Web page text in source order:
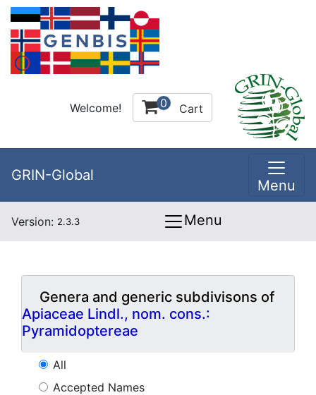
Welcome! 0 Cart
GRIN-Global
Menu
Version: 2.3.3 Menu
Genera and generic subdivisons of
Apiaceae Lindl., nom. cons.:
Pyramidoptereae
All
Accepted Names